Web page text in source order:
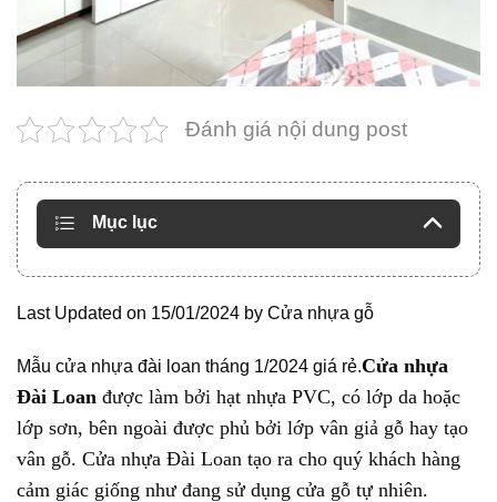
Đánh giá nội dung post
Mục lục
Last Updated on 15/01/2024 by Cửa nhựa gỗ
Mẫu cửa nhựa đài loan tháng 1/2024 giá rẻ.Cửa nhựa
Đài Loan được làm bởi hạt nhựa PVC, có lớp da hoặc
lớp sơn, bên ngoài được phủ bởi lớp vân giả gỗ hay tạo
vân gỗ. Cửa nhựa Đài Loan tạo ra cho quý khách hàng
cảm giác giống như đang sử dụng cửa gỗ tự nhiên.